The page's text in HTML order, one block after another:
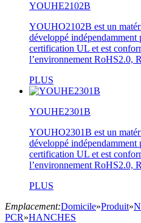
YOUHE2102B
YOUHO2102B est un
développé indépendamment
certification UL et est
l’environnement RoHS2.0,
PLUS
YOUHE2301B
YOUHO2301B est un
développé indépendamment
certification UL et est
l’environnement RoHS2.0,
PLUS
Emplacement:Domicile»Produit»
PCR»HANCHES